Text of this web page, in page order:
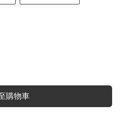
購物車